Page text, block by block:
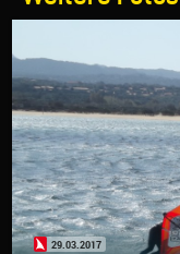
29.03.2017